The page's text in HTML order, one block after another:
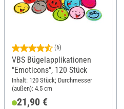
(6)
VBS Bügelapplikationen
"Emoticons", 120 Stück
Inhalt: 120 Stück; Durchmesser
(außen): 4.5 cm
21,90 €